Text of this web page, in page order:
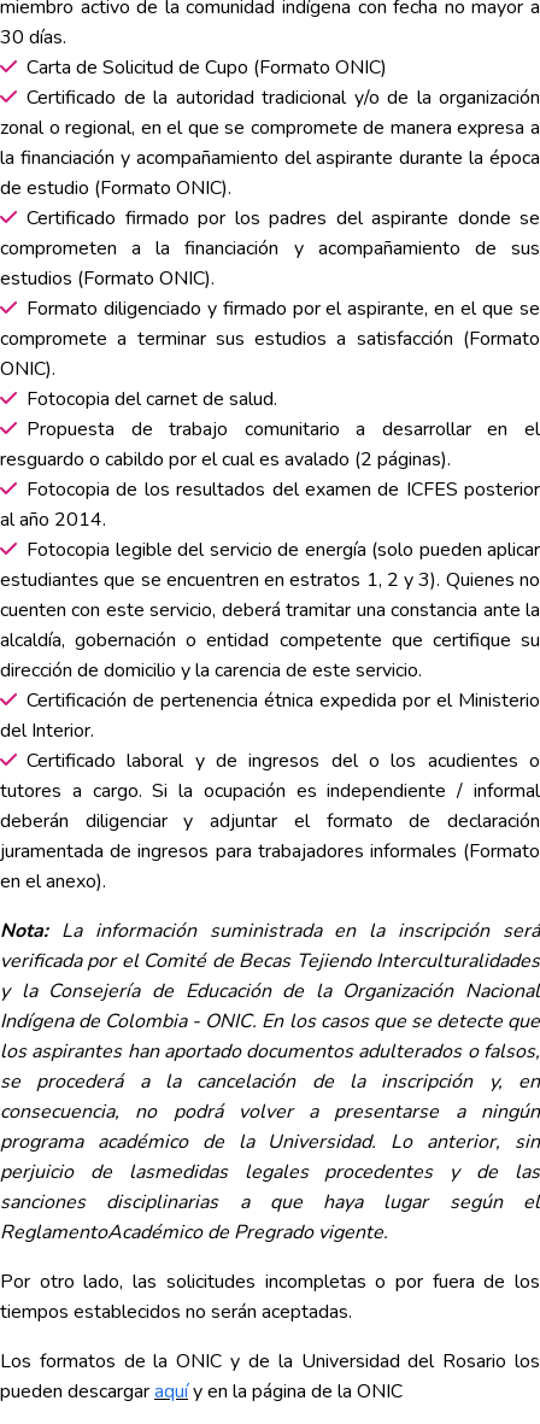
miembro activo de la comunidad indígena con fecha no mayor a
30 días.
Carta de Solicitud de Cupo (Formato ONIC)
Certificado de la autoridad tradicional y/o de la organización
zonal o regional, en el que se compromete de manera expresa a
la financiación y acompañamiento del aspirante durante la época
de estudio (Formato ONIC).
Certificado firmado por los padres del aspirante donde se
comprometen a la financiación y acompañamiento de sus
estudios (Formato ONIC).
Formato diligenciado y firmado por el aspirante, en el que se
compromete a terminar sus estudios a satisfacción (Formato
ONIC).
Fotocopia del carnet de salud.
Propuesta de trabajo comunitario a desarrollar en el
resguardo o cabildo por el cual es avalado (2 páginas).
Fotocopia de los resultados del examen de ICFES posterior
al año 2014.
Fotocopia legible del servicio de energía (solo pueden aplicar
estudiantes que se encuentren en estratos 1, 2 y 3). Quienes no
cuenten con este servicio, deberá tramitar una constancia ante la
alcaldía, gobernación o entidad competente que certifique su
dirección de domicilio y la carencia de este servicio.
Certificación de pertenencia étnica expedida por el Ministerio
del Interior.
Certificado laboral y de ingresos del o los acudientes o
tutores a cargo. Si la ocupación es independiente / informal
deberán diligenciar y adjuntar el formato de declaración
juramentada de ingresos para trabajadores informales (Formato
en el anexo).
Nota: La información suministrada en la inscripción será
verificada por el Comité de Becas Tejiendo Interculturalidades
y la Consejería de Educación de la Organización Nacional
Indígena de Colombia - ONIC. En los casos que se detecte que
los aspirantes han aportado documentos adulterados o falsos,
se procederá a la cancelación de la inscripción y, en
consecuencia, no podrá volver a presentarse a ningún
programa académico de la Universidad. Lo anterior, sin
perjuicio de lasmedidas legales procedentes y de las
sanciones disciplinarias a que haya lugar según el
ReglamentoAcadémico de Pregrado vigente.
Por otro lado, las solicitudes incompletas o por fuera de los
tiempos establecidos no serán aceptadas.
Los formatos de la ONIC y de la Universidad del Rosario los
pueden descargaraquíy en la página de la ONIC